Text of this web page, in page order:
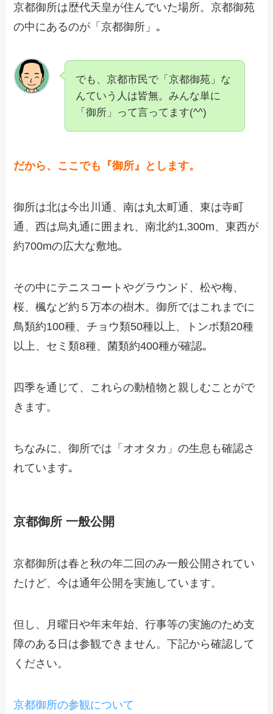
京都御所は歴代天皇が住んでいた場所。京都御苑
の中にあるのが「京都御所」｡
でも、京都市民で「京都御苑」な
んていう人は皆無。みんな単に
「御所」って言ってます(^^)
だから、ここでも『御所』とします。
御所は北は今出川通、南は丸太町通、東は寺町
通、西は烏丸通に囲まれ、南北約1,300m、東西が
約700mの広大な敷地｡
その中にテニスコートやグラウンド、松や梅、
桜、楓など約５万本の樹木。御所ではこれまでに
鳥類約100種、チョウ類50種以上、トンボ類20種
以上、セミ類8種、菌類約400種が確認｡
四季を通じて、これらの動植物と親しむことがで
きます。
ちなみに、御所では「オオタカ」の生息も確認さ
れています｡
京都御所 一般公開
京都御所は春と秋の年二回のみ一般公開されてい
たけど、今は通年公開を実施しています。
但し、月曜日や年末年始、行事等の実施のため支
障のある日は参観できません。下記から確認して
ください。
京都御所の参観について